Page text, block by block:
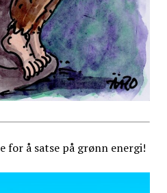
for å satse på grønn energi!